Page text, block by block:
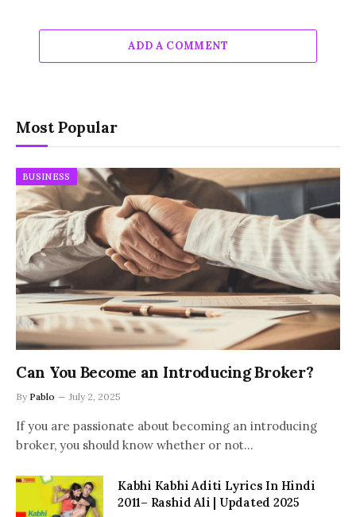
ADD A COMMENT
Most Popular
BUSINESS
Can You Become an Introducing Broker?
By Pablo July 2, 2025
If you are passionate about becoming an introducing
broker, you should know whether or not…
Kabhi Kabhi Aditi Lyrics In Hindi
2011– Rashid Ali | Updated 2025